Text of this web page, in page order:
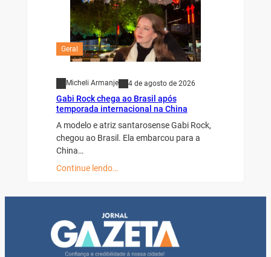
Geral
Micheli Armanje 4 de agosto de 2026
Gabi Rock chega ao Brasil após
temporada internacional na China
A modelo e atriz santarosense Gabi Rock,
chegou ao Brasil. Ela embarcou para a
China…
Continue lendo…